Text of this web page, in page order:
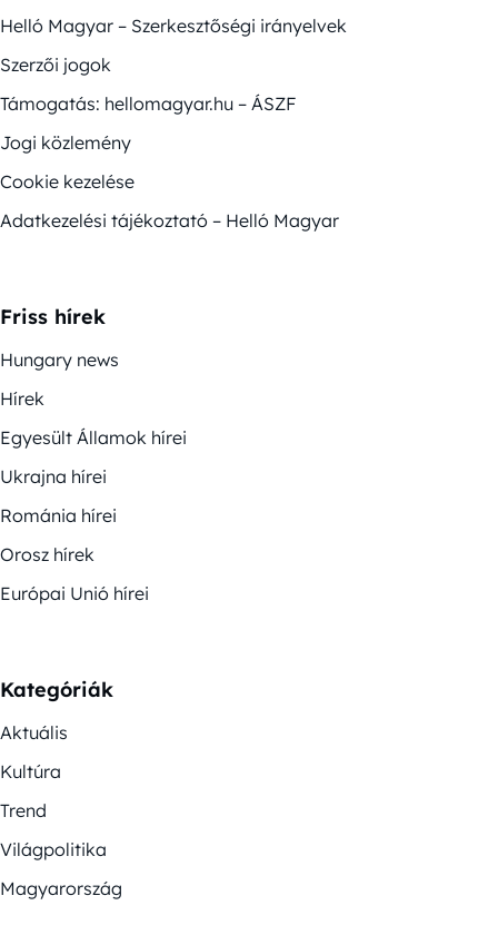
Helló Magyar – Szerkesztőségi irányelvek
Szerzői jogok
Támogatás: hellomagyar.hu – ÁSZF
Jogi közlemény
Cookie kezelése
Adatkezelési tájékoztató – Helló Magyar
Friss hírek
Hungary news
Hírek
Egyesült Államok hírei
Ukrajna hírei
Románia hírei
Orosz hírek
Európai Unió hírei
Kategóriák
Aktuális
Kultúra
Trend
Világpolitika
Magyarország